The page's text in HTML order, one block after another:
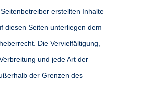
erstellten Inhalte
diesen Seiten unterliegen dem
Die Vervielfältigung,
und jede Art der
der Grenzen des